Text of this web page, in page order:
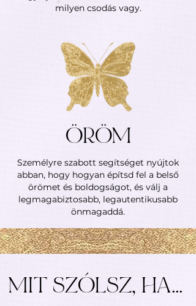
milyen csodás vagy.
ÖRÖM
Személyre szabott segítséget nyújtok
abban, hogy hogyan építsd fel a belső
örömet és boldogságot, és válj a
legmagabiztosabb, legautentikusabb
önmagaddá.
MIT SZÓLSZ, HA...